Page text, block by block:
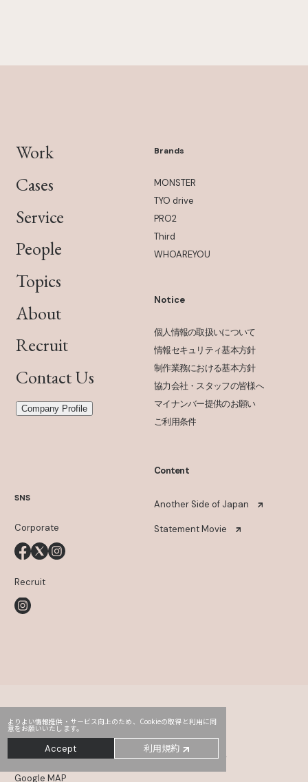
よりよい情報提供・サービス向上のため、Cookieの取得と利用に同
意をお願いいたします。
Accept 利用規約
Work
Cases
Service
People
Topics
About
Recruit
Contact Us
Company Profile
Brands
MONSTER
TYO drive
PRO2
Third
WHOAREYOU
SNS
Corporate
Recruit
Notice
個人情報の取扱いについて
情報セキュリティ基本方針
制作業務における基本方針
協力会社・スタッフの皆様へ
マイナンバー提供のお願い
ご利用条件
Content
Another Side of Japan
Statement Movie
Head Office PRO2 Third
〒107-0052 東京都港区赤坂2-14-5 Daiwa赤坂ビル 5・6F
Google MAP